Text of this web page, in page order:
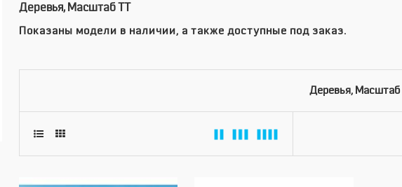
Деревья, Масштаб TT
Показаны модели в наличии, а также доступные под заказ.
Деревья, Масштаб